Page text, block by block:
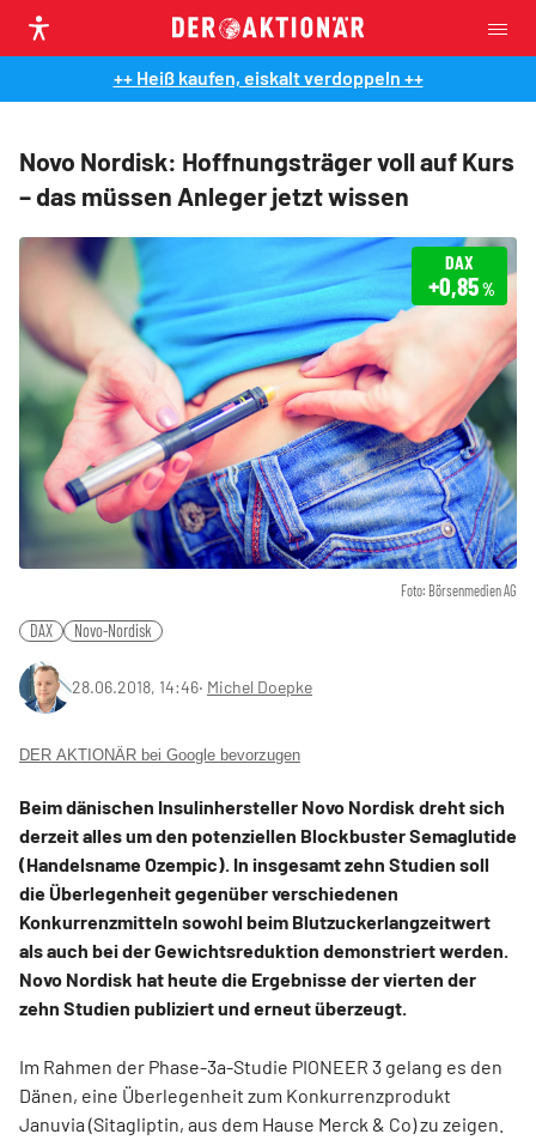
++ Heiß kaufen, eiskalt verdoppeln ++
Novo Nordisk: Hoffnungsträger voll auf Kurs
– das müssen Anleger jetzt wissen
Foto: Börsenmedien AG
DAX
+0,85%
DAX Novo-Nordisk
28.06.2018, 14:46‧ Michel Doepke
DER AKTIONÄR bei Google bevorzugen
Beim dänischen Insulinhersteller Novo Nordisk dreht sich
derzeit alles um den potenziellen Blockbuster Semaglutide
(Handelsname Ozempic). In insgesamt zehn Studien soll
die Überlegenheit gegenüber verschiedenen
Konkurrenzmitteln sowohl beim Blutzuckerlangzeitwert
als auch bei der Gewichtsreduktion demonstriert werden.
Novo Nordisk hat heute die Ergebnisse der vierten der
zehn Studien publiziert und erneut überzeugt.
Im Rahmen der Phase-3a-Studie PIONEER 3 gelang es den
Dänen, eine Überlegenheit zum Konkurrenzprodukt
Januvia (Sitagliptin, aus dem Hause Merck & Co) zu zeigen.